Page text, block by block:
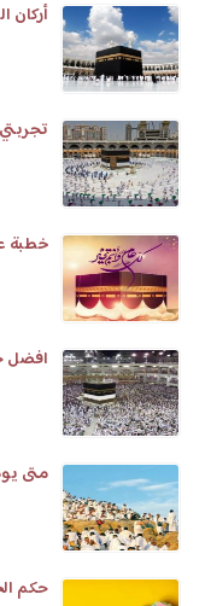
أركان
خطبة
افضل
متى يوم
حكم